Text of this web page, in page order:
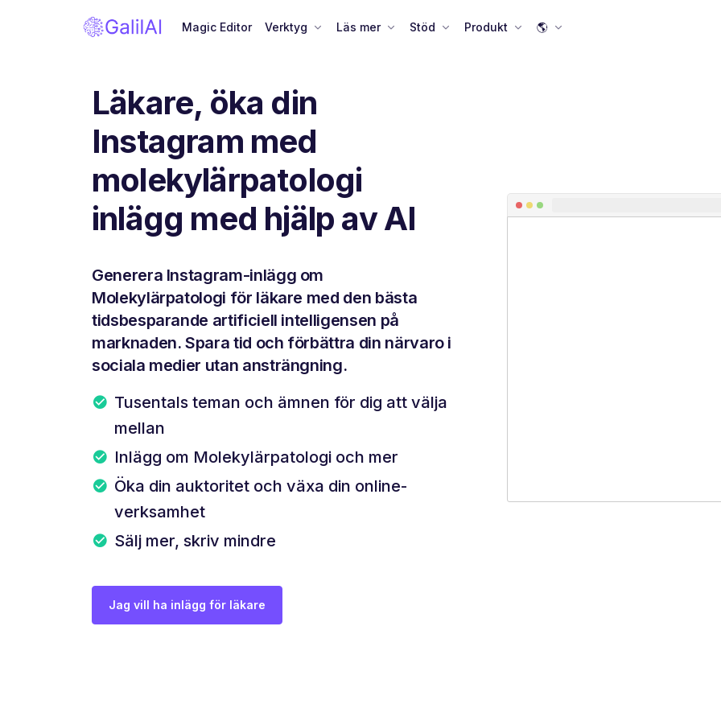
Magic Editor Verktyg Läs mer Stöd Produkt 🌎
Läkare, öka din
Instagram med
molekylärpatologi
inlägg med hjälp av AI
Generera Instagram-inlägg om
Molekylärpatologi för läkare med den bästa
tidsbesparande artificiell intelligensen på
marknaden. Spara tid och förbättra din närvaro i
sociala medier utan ansträngning.
Tusentals teman och ämnen för dig att välja
mellan
Inlägg om Molekylärpatologi och mer
Öka din auktoritet och växa din online-
verksamhet
Sälj mer, skriv mindre
Jag vill ha inlägg för läkare